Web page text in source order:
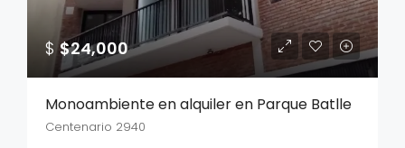
$$24,000
Monoambiente en alquiler en Parque Batlle
Centenario 2940